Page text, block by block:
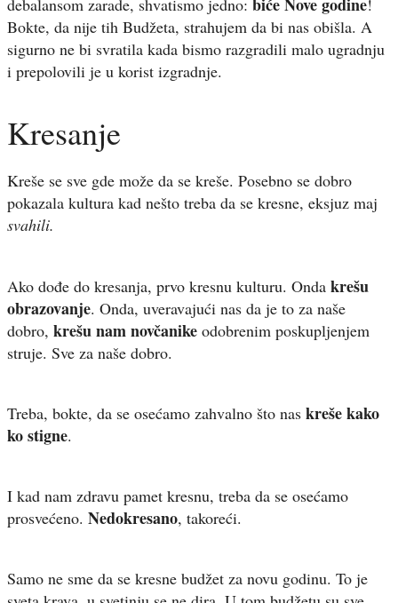
debalansom zarade, shvatismo jedno: biće Nove godine!
Bokte, da nije tih Budžeta, strahujem da bi nas obišla. A
sigurno ne bi svratila kada bismo razgradili malo ugradnju
i prepolovili je u korist izgradnje.
Kresanje
Kreše se sve gde može da se kreše. Posebno se dobro
pokazala kultura kad nešto treba da se kresne, eksjuz maj
svahili.
Ako dođe do kresanja, prvo kresnu kulturu. Onda krešu
obrazovanje. Onda, uveravajući nas da je to za naše
dobro, krešu nam novčanike odobrenim poskupljenjem
struje. Sve za naše dobro.
Treba, bokte, da se osećamo zahvalno što nas kreše kako
ko stigne.
I kad nam zdravu pamet kresnu, treba da se osećamo
prosvećeno. Nedokresano, takoreći.
Samo ne sme da se kresne budžet za novu godinu. To je